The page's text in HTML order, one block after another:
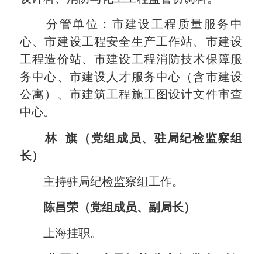
分管单位：市建设工程质量服务中
心、市建设工程安全生产工作站、市建设
工程造价站、市建设工程消防技术保障服
务中心、市建设人才服务中心（含市建设
公寓）、市建筑工程施工图设计文件审查
中心。
林 旗 （党组成员、驻局纪检监察组
长）
主持驻局纪检监察组工作。
陈昌荣（党组成员、副局长）
上海挂职。